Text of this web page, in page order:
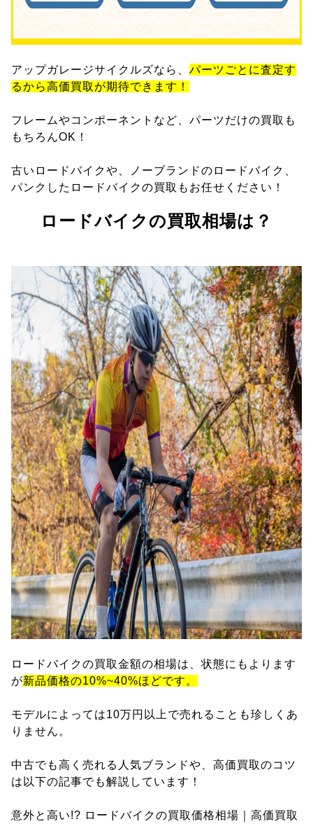
アップガレージサイクルズなら、 パーツごとに査定す
るから高価買取が期待できます！
フレームやコンポーネントなど、パーツだけの買取も
もちろんOK！
古いロードバイクや、ノーブランドのロードバイク、
パンクしたロードバイクの買取もお任せください！
ロードバイクの買取相場は？
ロードバイクの買取金額の相場は、状態にもよります
が新品価格の10%~40%ほどです。
モデルによっては10万円以上で売れることも珍しくあ
りません。
中古でも高く売れる人気ブランドや、高価買取のコツ
は以下の記事でも解説しています！
意外と高い!? ロードバイクの買取価格相場｜高価買取